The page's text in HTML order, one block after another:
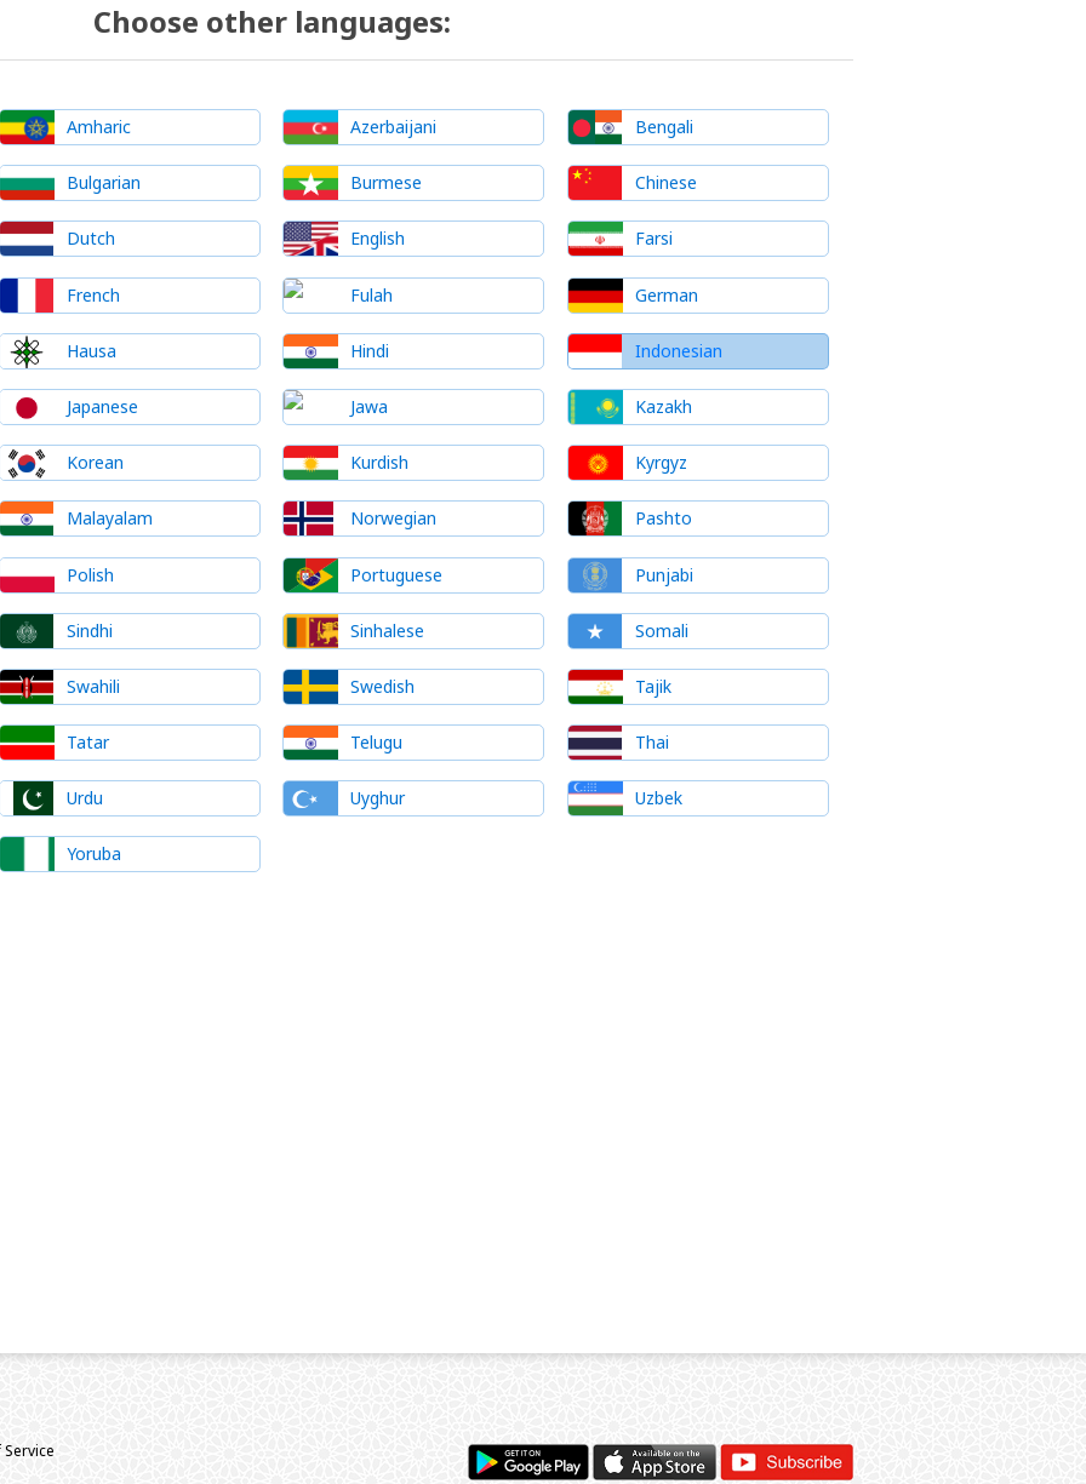
Choose other languages:
Amharic Azerbaijani Bengali
Bulgarian Burmese Chinese
Dutch English Farsi
French Fulah German
Hausa Hindi Indonesian
Japanese Jawa Kazakh
Korean Kurdish Kyrgyz
Malayalam Norwegian Pashto
Polish Portuguese Punjabi
Sindhi Sinhalese Somali
Swahili Swedish Tajik
Tatar Telugu Thai
Urdu Uyghur Uzbek
Yoruba